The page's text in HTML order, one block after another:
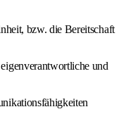
bzw. die Bereitschaft
und